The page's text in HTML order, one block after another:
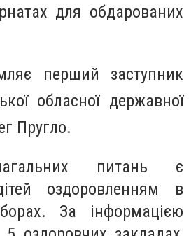
для обдарованих
перший заступник
обласної державної
Пругло.
питань є
оздоровленням в
За інформацією